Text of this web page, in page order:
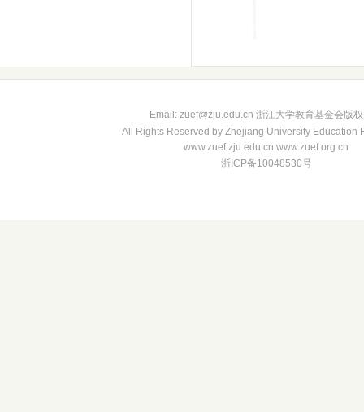
Email: zuef@zju.edu.cn 浙江大学教育基金会版
All Rights Reserved by Zhejiang University Education
www.zuef.zju.edu.cn www.zuef.org.cn
浙ICP备10048530号